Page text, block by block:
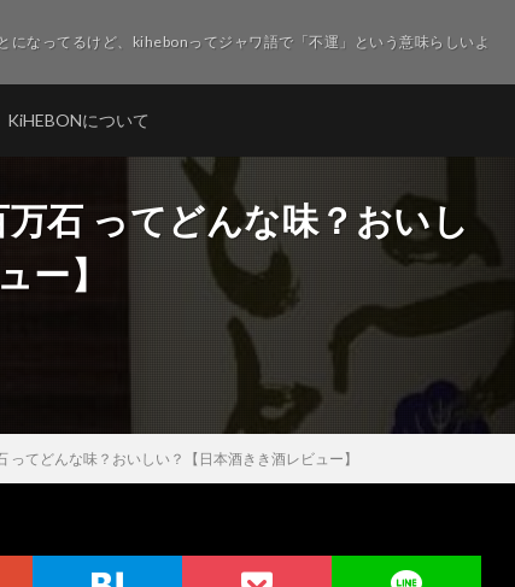
なってるけど、kihebonってジャワ語で「不運」という意味らしいよ
KiHEBONについて
石 ってどんな味？おいし
ー】
ってどんな味？おいしい？【日本酒きき酒レビュー】